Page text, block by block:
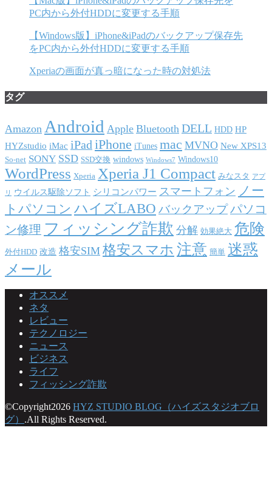
PC内から外付HDDに変更する手順
【Windows版】iPhone&iPadのバックアップ保存先
をPC内から外付HDDに変更する手順
Xperiaの画面が真っ暗になった時の対処法
タグ
Amazon Android Apple Bluetooth DELL HDD HP
HYZstudio iMac iPad iPhone iTunes mac MVNO New XPS13
So-net SONY SSD SSD交換 windows Windows7 Windows10
WordPress Xperia Xperia J1 Compact みなスタ アプ
リ ウイルス駆除ソフト シリコンパワー スマートフォン ノー
トパソコン ハイズLABO バックアップパソコ
ン修理 フィッシング詐欺 分解 効果絶大 危険
外付HDD 改造 格安SIM 格安スマホ 注意 簡単 迷惑
メール
オススメ
ネタ
レビュー
テクノロジー
ニュース
ビジネス
ライフ
フィッシング詐欺
©Copyright2026 HYZ STUDIO BLOG（ハイズスタジオブロ
グ） .All Rights Reserved.